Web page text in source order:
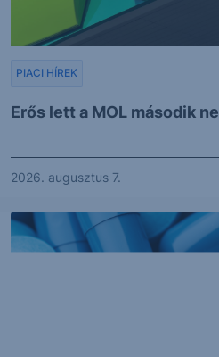
Erős lett a MOL második
PIACI HÍREK
2026. augusztus 7.